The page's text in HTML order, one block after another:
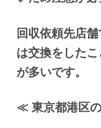
回収依頼先店
は交換をした
が多いです。
≪ 東京都港区